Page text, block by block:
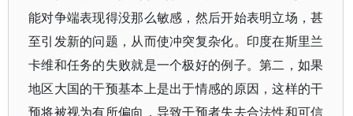
能对争端表现得没那么敏感，然后开始表明立场，甚
至引发新的问题，从而使冲突复杂化。印度在斯里兰
卡维和任务的失败就是一个极好的例子。第二，如果
地区大国的干预基本上是出于情感的原因，这样的干
预将被视为有所偏向，导致干预者失去合法性和可信